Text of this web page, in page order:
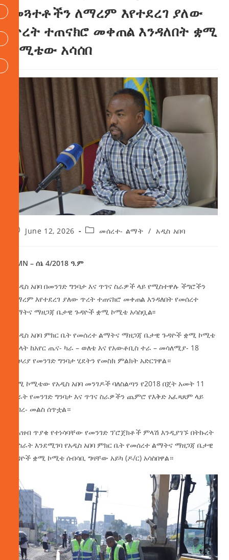
መጓተቶችን ለማረም እየተደረገ ያለው
ጥረት ተጠናክሮ መቀጠል እንዳለበት ቋሚ
ኮሚቴው አሳሰበ
June 12, 2026 መሰረተ- ልማት / አዲስ አበባ
AMN – ሰኔ 4/2018 ዓ.ም
በአዲስ አበባ በመንገድ ግንባታ እና ጥገና ስራዎች ላይ የሚስተዋሉ ችግሮችን
ለማረም እየተደረገ ያለው ጥረት ተጠናክሮ መቀጠል እንዳለበት የመሰረተ
ልማትና ማዘጋጃ ቤታዊ ጉዳዮች ቋሚ ኮሚቴ አሳስቧል፡፡
የአዲስ አበባ ምክር ቤት የመሰረተ ልማትና ማዘጋጃ ቤታዊ ጉዳዮች ቋሚ ኮሚቴ
አባላት ከአየር ጤና- ካራ – ወለቴ እና የአውቶቢስ ተራ – መሳለሚያ- 18
ማዞሪያ የመንገድ ግንባታ ሂደትን የመስክ ምልክት አድርገዋል።
ቋሚ ኮሚቴው የአዲስ አበባ መንገዶች ባለስልጣን የ2018 በጀት አመት 11
ወራት የመንገድ ግንባታ እና ጥገና ስራዎችን ጨምሮ የእቅድ አፈጻጸም ላይ
ግብረ- መልስ ሰጥቷል።
የሕዝብ ጥያቄ የተነሳባቸው የመንገድ ፕሮጀክቶች ምላሽ እንዲያገኙ በትኩረት
መስራት እንደሚገባ የአዲስ አበባ ምክር ቤት የመሰረተ ልማትና ማዘጋጃ ቤታዊ
ጉዳዮች ቋሚ ኮሚቴ ሰብሳቢ ግዛቸው አይካ (ዶ/ር) አሳስበዋል።